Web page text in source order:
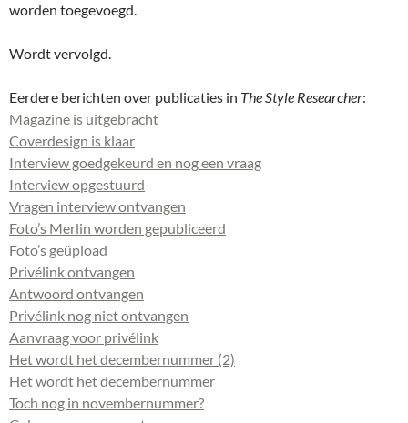
worden toegevoegd.
Wordt vervolgd.
Eerdere berichten over publicaties in The Style Researcher:
Magazine is uitgebracht
Coverdesign is klaar
Interview goedgekeurd en nog een vraag
Interview opgestuurd
Vragen interview ontvangen
Foto’s Merlin worden gepubliceerd
Foto’s geüpload
Privélink ontvangen
Antwoord ontvangen
Privélink nog niet ontvangen
Aanvraag voor privélink
Het wordt het decembernummer (2)
Het wordt het decembernummer
Toch nog in novembernummer?